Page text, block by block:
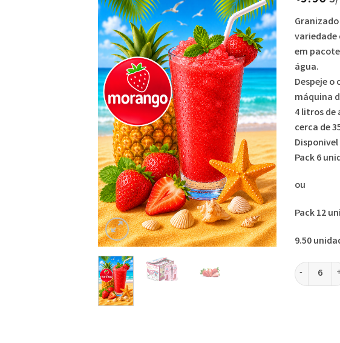
variedade
em
água.
Despeje
máquina
4 litros de
cerca de
Disponivel
Pack 6
ou
Pack 12
9.50